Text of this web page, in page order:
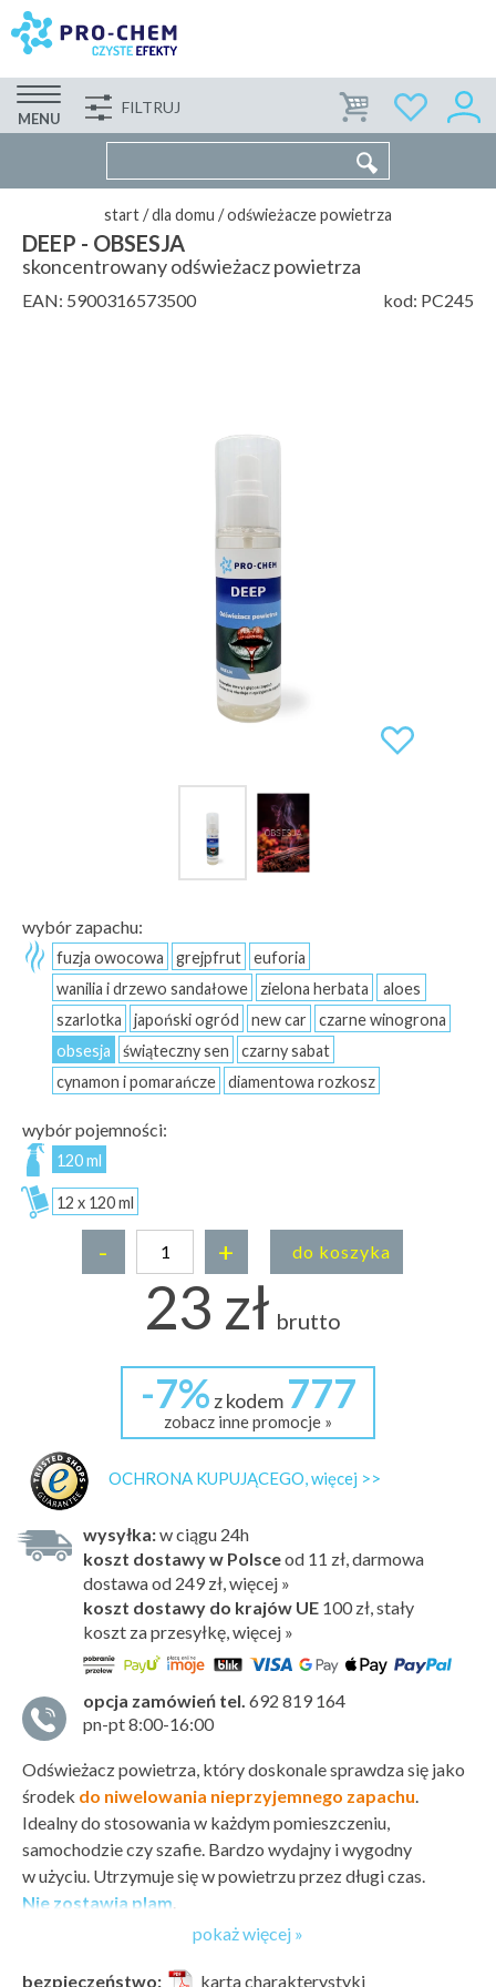
MENU
FILTRUJ WSPÓŁPRACA KONTAKT
start/dla domu /odświeżacze powietrza
DEEP - OBSESJA
skoncentrowany odświeżacz powietrza
EAN: 5900316573500 kod: PC245
wybór zapachu:
fuzja owocowa grejpfrut
euforia
wanilia i drzewo sandałowe
zielona herbata
aloes
szarlotka
japoński ogród new car
czarne winogrona
obsesja
świąteczny sen
czarny sabat
cynamon i pomarańcze
diamentowa rozkosz
wybór pojemności:
120 ml
12 x 120 ml
- + do koszyka
23 zł brutto
-7% z kodem 777
zobacz inne promocje »
OCHRONA KUPUJĄCEGO, więcej >>
wysyłka:w ciągu 24h
koszt dostawy w Polsceod 11 zł, darmowa
dostawa od 249 zł, więcej »
koszt dostawy do krajów UE 100 zł, stały
koszt za przesyłkę, więcej »
opcja zamówień tel. 692 819 164
pn-pt 8:00-16:00
Odświeżacz powietrza, który doskonale sprawdza się jako
środek do niwelowania nieprzyjemnego zapachu.
Idealny do stosowania w każdym pomieszczeniu,
samochodzie czy szafie. Bardzo wydajny i wygodny
w użyciu. Utrzymuje się w powietrzu przez długi czas.
Nie zostawia plam.
Kompozycja zapachowa
Głęboki i hipnotyzujący aromat, w którym przeplatają się
pokaż więcej »
bezpieczeństwo:
karta charakterystyki